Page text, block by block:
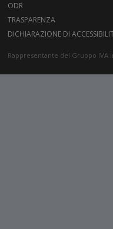
ODR
TRASPARENZA
DICHIARAZIONE DI
Rappresentante del Gruppo IVA